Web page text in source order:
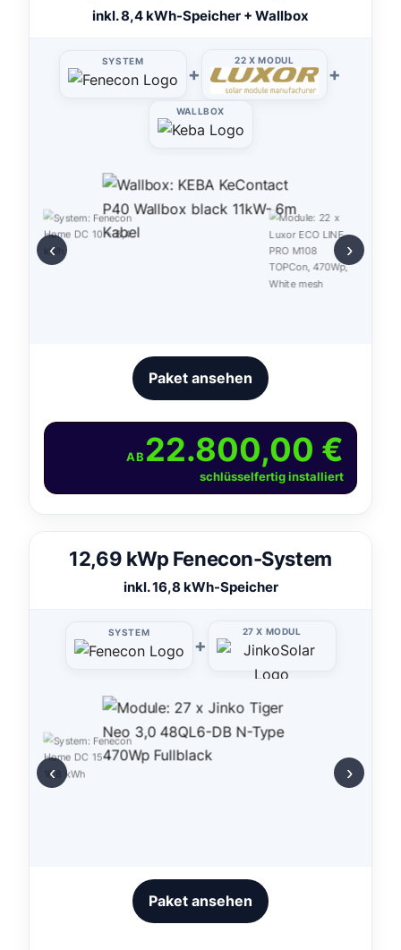
inkl. 8,4 kWh-Speicher + Wallbox
SYSTEM
+
22 X MODUL
+
WALLBOX
‹ ›
Paket ansehen
AB 22.800,00 €
schlüsselfertig installiert
12,69 kWp Fenecon-System
inkl. 16,8 kWh-Speicher
SYSTEM
+
27 X MODUL
‹ ›
Paket ansehen